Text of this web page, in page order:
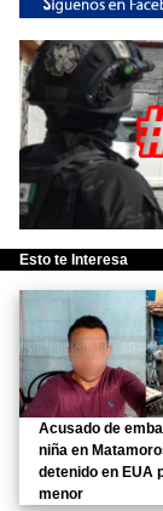
Esto te Interesa
Acusado de
niña en
detenido en EUA
menor